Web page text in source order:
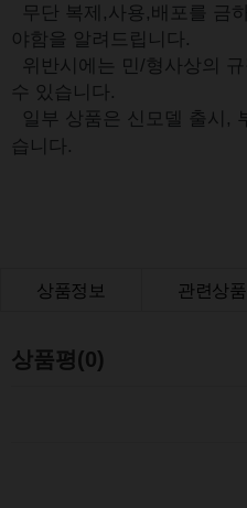
무단 복제,사용,배포를 금
야함을 알려드립니다.
위반시에는 민/형사상의
수 있습니다.
일부 상품은 신모델 출시,
습니다.
상품정보 관련상품
상품평(0)